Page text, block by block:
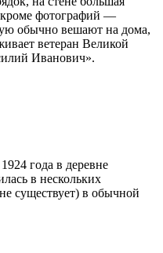
кроме фотографий —
обычно вешают на дома,
ветеран Великой
Иванович».
года в деревне
в нескольких
существует) в обычной